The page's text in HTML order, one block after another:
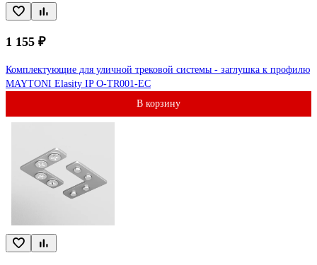
1 155 ₽
Комплектующие для уличной трековой системы - заглушка к профилю
MAYTONI Elasity IP O-TR001-EC
В корзину